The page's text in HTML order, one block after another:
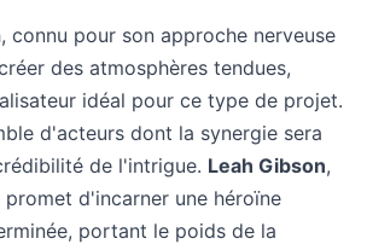
connu pour son approche nerveuse
des atmosphères tendues,
idéal pour ce type de projet.
d'acteurs dont la synergie sera
de l'intrigue. Leah Gibson,
d'incarner une héroïne
portant le poids de la